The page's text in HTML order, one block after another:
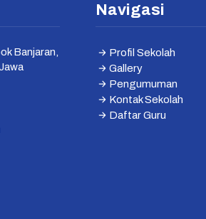
Banjaran,
Navigasi
Profil Sekolah
Gallery
Pengumuman
Kontak Sekolah
Daftar Guru